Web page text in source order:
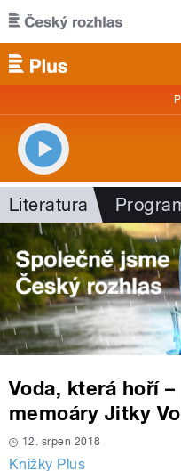
Přejít k hlavnímu obsahu
Literatura
Voda, která hoří
memoáry Jitky
12. srpen 2018
Knížky Plus